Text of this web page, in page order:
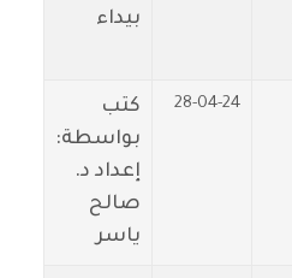
بيداء
28-04-24
كتب
بواسطة:
إعداد د.
صالح
ياسر